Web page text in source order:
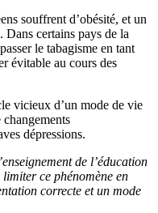
souffrent d’obésité, et un
Dans certains pays de la
le tabagisme en tant
évitable au cours des
vicieux d’un mode de vie
dépressions.
de l’éducation
ce phénomène en
correcte et un mode